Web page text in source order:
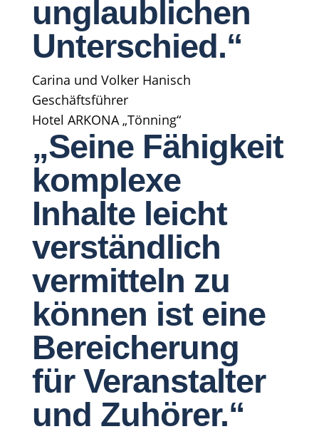
unglaublichen
Unterschied.“
Carina und Volker Hanisch
Geschäftsführer
Hotel ARKONA „Tönning“
„Seine Fähigkeit
komplexe
Inhalte leicht
verständlich
vermitteln zu
können ist eine
Bereicherung
für Veranstalter
und Zuhörer.“